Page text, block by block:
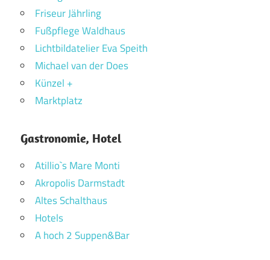
Friseur Jährling
Fußpflege Waldhaus
Lichtbildatelier Eva Speith
Michael van der Does
Künzel +
Marktplatz
Gastronomie, Hotel
Atillio`s Mare Monti
Akropolis Darmstadt
Altes Schalthaus
Hotels
A hoch 2 Suppen&Bar